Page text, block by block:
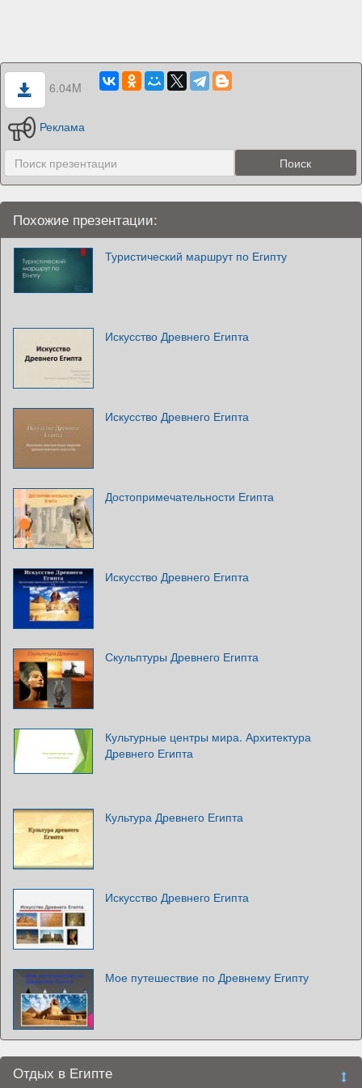
6.04M
Реклама
Похожие презентации:
Туристический маршрут по Египту
Искусство Древнего Египта
Искусство Древнего Египта
Достопримечательности Египта
Искусство Древнего Египта
Скульптуры Древнего Египта
Культурные центры мира. Архитектура
Древнего Египта
Культура Древнего Египта
Искусство Древнего Египта
Мое путешествие по Древнему Египту
Отдых в Египте